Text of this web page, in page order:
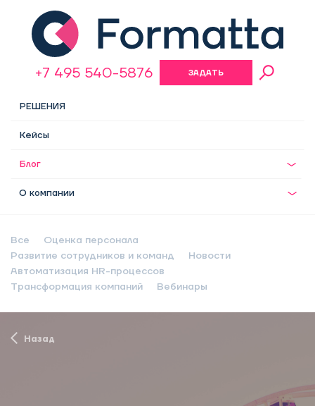
РЕШЕНИЯ
Кейсы
Блог
О компании
+7 495 540-5876 ЗАДАТЬ
Все
Оценка персонала
Развитие сотрудников и команд
Новости
Автоматизация HR-процессов
Трансформация компаний
Вебинары
Назад